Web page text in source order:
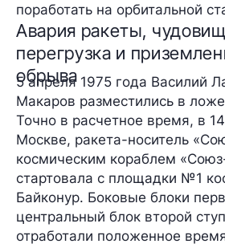
поработать на орбитальной
Авария ракеты,
перегрузка и
обрыва
5 апреля 1975 года Василий
Макаров разместились в
Точно в расчетное время, в
Москве, ракета-носитель
космическим кораблем
стартовала с площадки №1
Байконур. Боковые блоки
центральный блок второй
отработали положенное